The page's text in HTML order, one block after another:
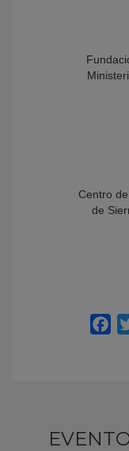
Centro
de